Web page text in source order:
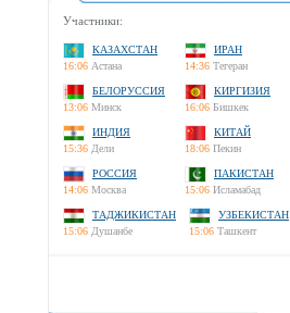
Участники:
КАЗАХСТАН
16:06 Астана
ИРАН
14:36 Тегеран
БЕЛОРУССИЯ
13:06 Минск
КИРГИЗИЯ
16:06 Бишкек
ИНДИЯ
15:36 Дели
КИТАЙ
18:06 Пекин
РОССИЯ
14:06 Москва
ПАКИСТАН
15:06 Исламабад
ТАДЖИКИСТАН
15:06 Душанбе
УЗБЕКИСТАН
15:06 Ташкент